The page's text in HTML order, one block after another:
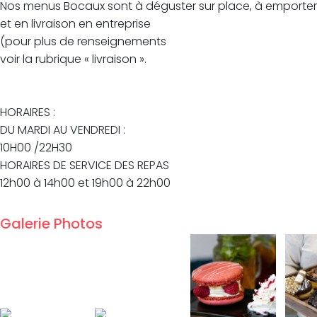
Nos menus Bocaux sont à déguster sur place, à
et en livraison en entreprise
(pour plus de renseignements
voir la rubrique « livraison ».
HORAIRES :
DU MARDI AU VENDREDI :
10H00 /22H30
HORAIRES DE SERVICE DES REPAS
12h00 à 14h00 et 19h00 à 22h00
Galerie Photos